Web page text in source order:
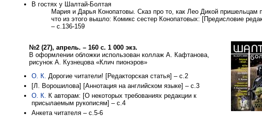
В гостях у Шалтай-Болтая
Мария и Дарья Конопатовы. Сказ про то, как Лео Дикой пришельцам
что из этого вышло: Комикс сестер Конопатовых: [Предисловие
– с.136-159
№2 (27), апрель. – 160 с. 1 000 экз.
В оформлении обложки использован коллаж А. Кафтанова,
рисунок А. Кузнецова «Клич пионэров»
О. К. Дорогие читатели! [Редакторская статья] – с.2
[Л. Ворошилова] [Аннотация на английском языке] – с.3
О. К. К авторам: [О некоторых требованиях редакции к
присылаемым рукописям] – с.4
Анкета читателя – с.5-6